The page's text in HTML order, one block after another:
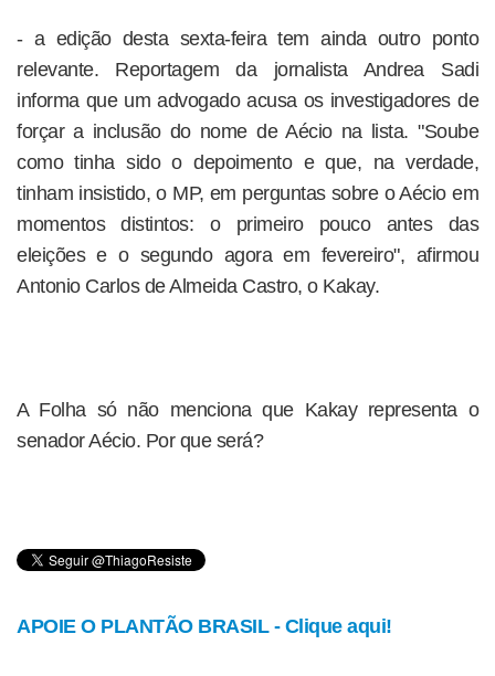
- a edição desta sexta-feira tem ainda outro ponto
relevante. Reportagem da jornalista Andrea Sadi
informa que um advogado acusa os investigadores de
forçar a inclusão do nome de Aécio na lista. "Soube
como tinha sido o depoimento e que, na verdade,
tinham insistido, o MP, em perguntas sobre o Aécio em
momentos distintos: o primeiro pouco antes das
eleições e o segundo agora em fevereiro", afirmou
Antonio Carlos de Almeida Castro, o Kakay.
A Folha só não menciona que Kakay representa o
senador Aécio. Por que será?
APOIE O PLANTÃO BRASIL - Clique aqui!